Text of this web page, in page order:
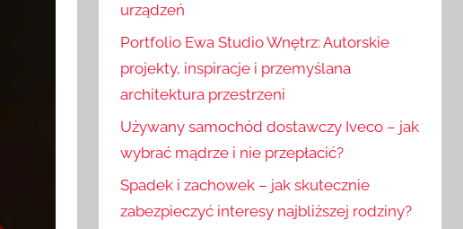
urządzeń
Portfolio Ewa Studio Wnętrz: Autorskie
projekty, inspiracje i przemyślana
architektura przestrzeni
Używany samochód dostawczy Iveco – jak
wybrać mądrze i nie przepłacić?
Spadek i zachowek – jak skutecznie
zabezpieczyć interesy najbliższej rodziny?